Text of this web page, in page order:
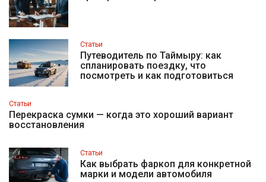
Статьи
Путеводитель по Таймыру: как
спланировать поездку, что
посмотреть и как подготовиться
Статьи
Перекраска сумки — когда это хороший вариант
восстановления
Статьи
Как выбрать фаркоп для конкретной
марки и модели автомобиля